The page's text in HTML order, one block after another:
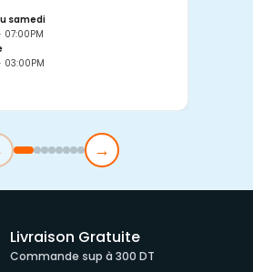
samedi
→
Livraison Gratuite
Commande sup à 300 DT